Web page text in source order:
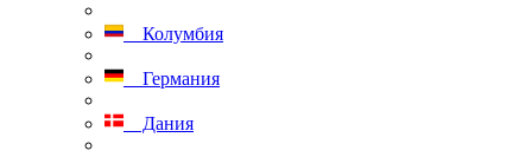
Колумбия
Германия
Дания